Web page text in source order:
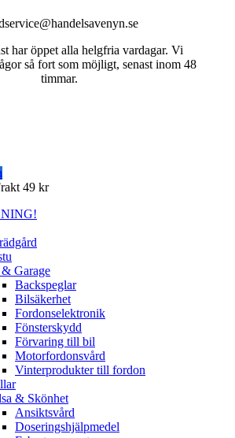
har öppet alla helgfria vardagar. Vi
så fort som möjligt, senast inom 48
timmar.
49 kr
Garage
Backspeglar
Bilsäkerhet
Fordonselektronik
Fönsterskydd
Förvaring till bil
Motorfordonsvård
Vinterprodukter till fordon
& Skönhet
Ansiktsvård
Doseringshjälpmedel